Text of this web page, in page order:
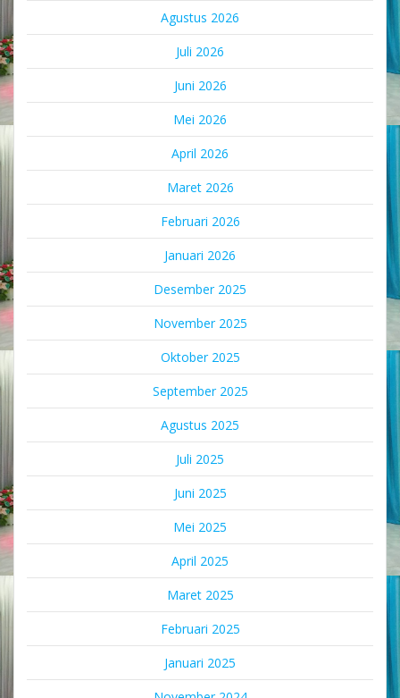
Agustus 2026
Juli 2026
Juni 2026
Mei 2026
April 2026
Maret 2026
Februari 2026
Januari 2026
Desember 2025
November 2025
Oktober 2025
September 2025
Agustus 2025
Juli 2025
Juni 2025
Mei 2025
April 2025
Maret 2025
Februari 2025
Januari 2025